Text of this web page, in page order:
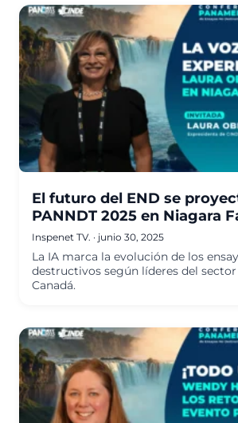
El futuro del END se
PANNDT 2025 en Niagara
Inspenet TV. · junio 30, 2025
La IA marca la evolución de los
destructivos según líderes del
Canadá.